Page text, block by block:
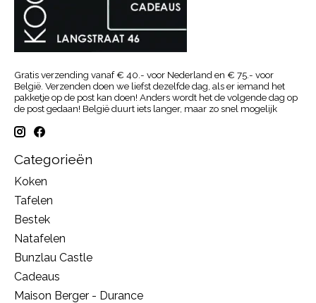
Gratis verzending vanaf € 40.- voor Nederland en € 75.- voor
België. Verzenden doen we liefst dezelfde dag, als er iemand het
pakketje op de post kan doen! Anders wordt het de volgende dag op
de post gedaan! België duurt iets langer, maar zo snel mogelijk
Categorieën
Koken
Tafelen
Bestek
Natafelen
Bunzlau Castle
Cadeaus
Maison Berger - Durance